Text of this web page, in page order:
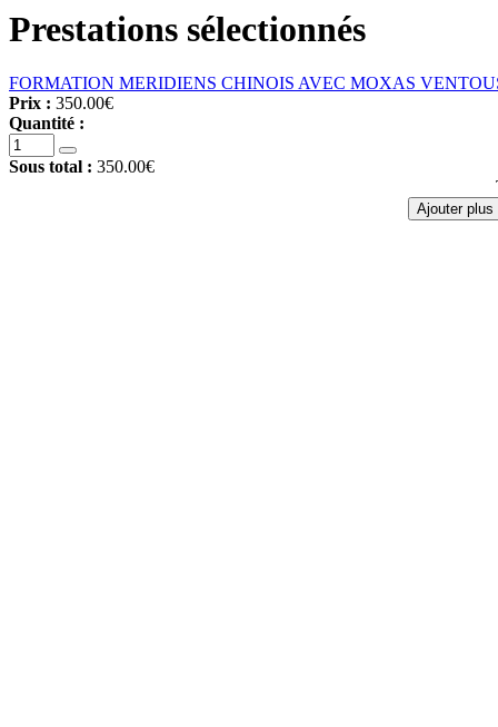
Prestations sélectionnés
FORMATION MERIDIENS CHINOIS AVEC MOXAS
Prix : 350.00€
Quantité :
Sous total : 350.00€
Ajouter plus